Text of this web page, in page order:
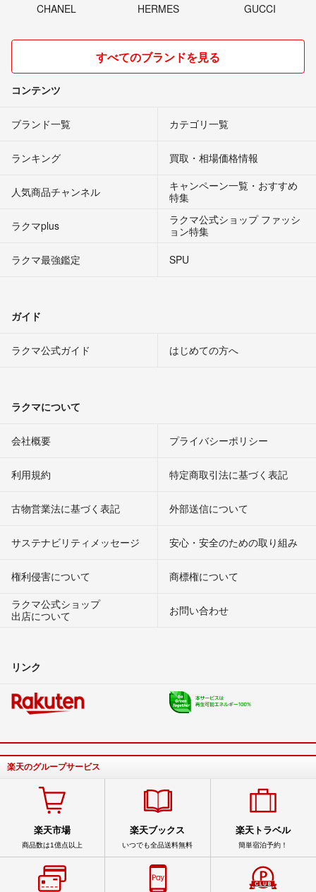
CHANEL HERMES GUCCI
すべてのブランドを見る
コンテンツ
ブランド一覧 カテゴリ一覧
ランキング 買取・相場価格情報
人気商品チャンネル
キャンペーン一覧・おすすめ
特集
ラクマplus
ラクマ公式ショップ ファッシ
ョン特集
ラクマ最強鑑定
SPU
ガイド
ラクマ公式ガイド はじめての方へ
ラクマについて
会社概要 プライバシーポリシー
利用規約 特定商取引法に基づく表記
古物営業法に基づく表記 外部送信について
サステナビリティメッセージ 安心・安全のための取り組み
権利侵害について
商標権について
ラクマ公式ショップ
出店について
お問い合わせ
リンク
楽天のグループサービス
楽天市場
商品数は1億点以上
楽天ブックス
いつでも全品送料無料
楽天トラベル
簡単宿泊予約！